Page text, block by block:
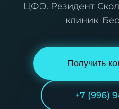
ЦФО. Резидент
клиник.
Получить
+7 (996)